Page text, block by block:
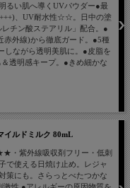
るい肌へ導くUVパウダー●最
、UV耐水性☆☆。日中の塗
チン酸ステアリル」配合。●
赤外線)から徹底ガード。●5種
しながら透明美肌に。●皮脂を
透明感キープ。●きめ細かな
イルドミルク 80mL
・紫外線吸収剤フリー・低刺
で使える日焼け止め。レジャ
策にも。さらっとべたつかな